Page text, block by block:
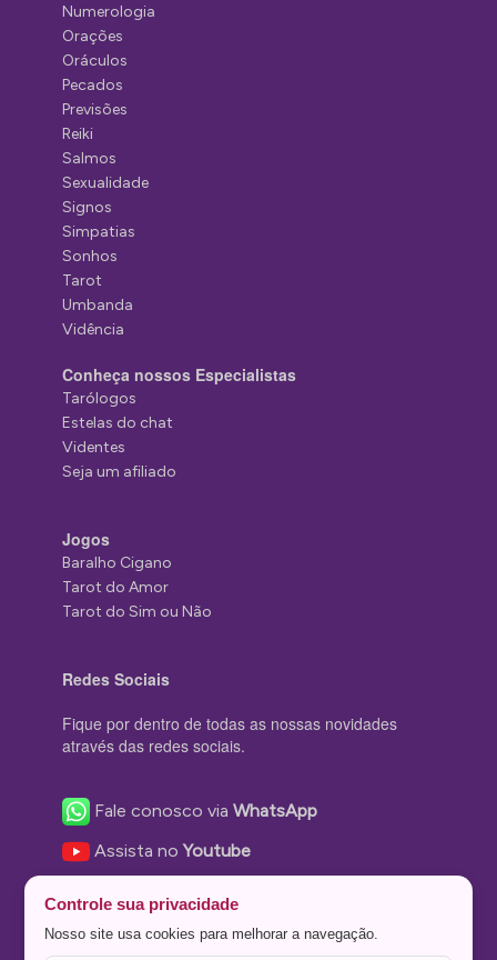
Numerologia
Orações
Oráculos
Pecados
Previsões
Reiki
Salmos
Sexualidade
Signos
Simpatias
Sonhos
Tarot
Umbanda
Vidência
Conheça nossos Especialistas
Tarólogos
Estelas do chat
Videntes
Seja um afiliado
Jogos
Baralho Cigano
Tarot do Amor
Tarot do Sim ou Não
Redes Sociais
Fique por dentro de todas as nossas novidades
através das redes sociais.
Fale conosco viaWhatsApp
Assista noYoutube
Nos siga no Instagram
Controle sua privacidade
Nosso site usa cookies para melhorar a navegação.